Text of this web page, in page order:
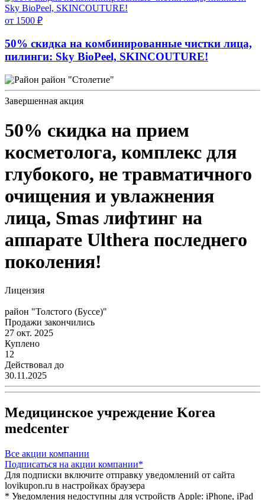
от 1500 ₽
50% скидка на комбинированные чистки лица,
пилинги: Sky BioPeel, SKINCOUTURE!
район "Столетие"
Завершенная акция
50% скидка на прием
косметолога, комплекс для
глубокого, не травматичного
очищения и увлажнения
лица, Smas лифтинг на
аппарате Ulthera последнего
поколения!
Лицензия
район "Толстого (Буссе)"
Продажи закончились
27 окт. 2025
Куплено
12
Действовал до
30.11.2025
Медицинское учреждение Korea
medcenter
Все акции компании
Подписаться на акции компании*
Для подписки включите отправку уведомлений от сайта
lovikupon.ru в настройках браузера
* Уведомления недоступны для устройств Apple: iPhone, iPad